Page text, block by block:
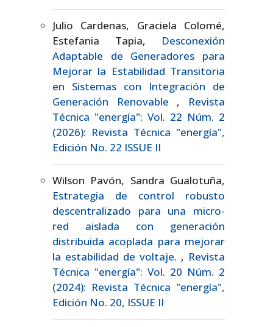
Julio Cardenas, Graciela Colomé,
Estefania Tapia, Desconexión
Adaptable de Generadores para
Mejorar la Estabilidad Transitoria
en Sistemas con Integración de
Generación Renovable , Revista
Técnica "energía": Vol. 22 Núm. 2
(2026): Revista Técnica "energía",
Edición No. 22 ISSUE II
Wilson Pavón, Sandra Gualotuña,
Estrategia de control robusto
descentralizado para una micro-
red aislada con generación
distribuida acoplada para mejorar
la estabilidad de voltaje. , Revista
Técnica "energía": Vol. 20 Núm. 2
(2024): Revista Técnica "energía",
Edición No. 20, ISSUE II